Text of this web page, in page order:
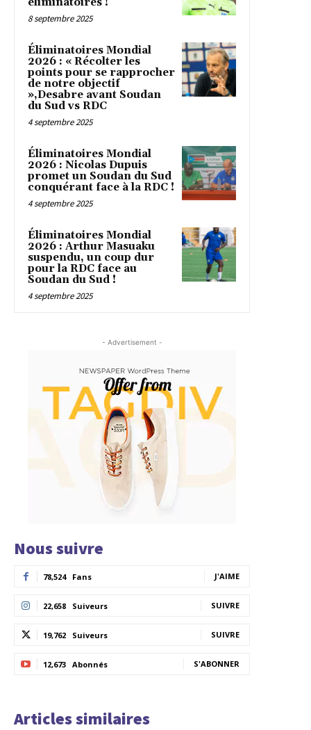
8 septembre 2025
Éliminatoires Mondial
2026 : « Récolter les
points pour se rapprocher
de notre objectif
»,Desabre avant Soudan
du Sud vs RDC
4 septembre 2025
Éliminatoires Mondial
2026 : Nicolas Dupuis
promet un Soudan du Sud
conquérant face à la RDC !
4 septembre 2025
Éliminatoires Mondial
2026 : Arthur Masuaku
suspendu, un coup dur
pour la RDC face au
Soudan du Sud !
4 septembre 2025
- Advertisement -
Nous suivre
78,524 Fans J'AIME
22,658 Suiveurs SUIVRE
19,762 Suiveurs SUIVRE
12,673 Abonnés S'ABONNER
Articles similaires